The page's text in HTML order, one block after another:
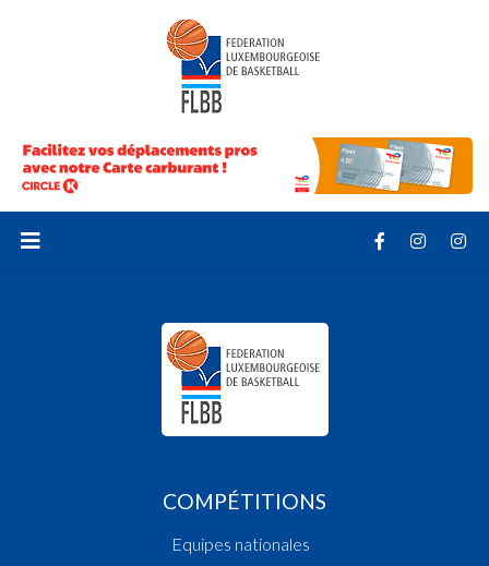
COMPÉTITIONS
Equipes nationales